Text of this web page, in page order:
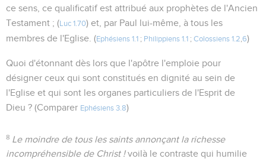
ce sens, ce qualificatif est attribué aux prophètes de l'Ancien
Testament ; ( Luc 1.70) et, par Paul lui-même, à tous les
membres de l'Eglise. (Ephésiens 1.1 ; Philippiens 1.1 ; Colossiens 1.2 6)
Quoi d'étonnant dès lors que l'apôtre l'emploie pour
désigner ceux qui sont constitués en dignité au sein de
l'Eglise et qui sont les organes particuliers de l'Esprit de
Dieu ? (Comparer Ephésiens 3.8)
8 Le moindre de tous les saints annonçant la richesse
incompréhensible de Christ !voilà le contraste qui humilie